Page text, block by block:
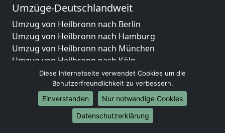
Umzüge-Deutschlandweit
Umzug von Heilbronn nach Berlin
Umzug von Heilbronn nach Hamburg
Umzug von Heilbronn nach München
Umzug von Heilbronn nach Köln
Umzug von Heilbronn nach Frankfurt am Main
Umzug von Heilbronn nach Stuttgart
Umzug von Heilbronn nach Düsseldorf
Umzug von Heilbronn nach Leipzig
Umzug von Heilbronn nach Dortmund
Diese Internetseite verwendet Cookies um die
Benutzerfreundlichkeit zu verbessern.
Einverstanden
Nur notwendige Cookies
Datenschutzerklärung